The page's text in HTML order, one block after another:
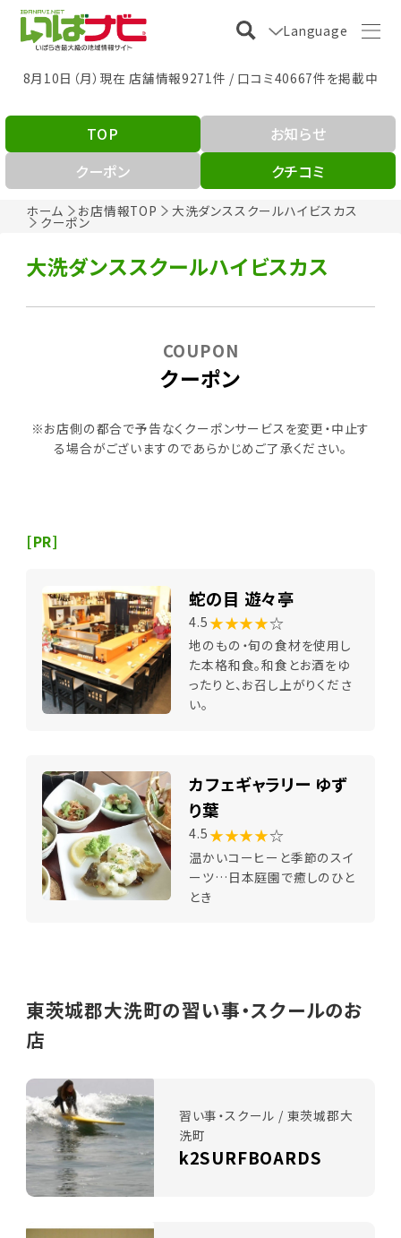
Language
8月10日（月）現在 店舗情報9271件 / 口コミ40667件を掲載中
ホーム お店情報TOP 大洗ダンススクールハイビスカス
クーポン
TOP
お知らせ
クーポン
クチコミ
大洗ダンススクールハイビスカス
クーポン
COUPON
※お店側の都合で予告なくクーポンサービスを変更・中止す
る場合がございますのであらかじめご了承ください。
[PR]
蛇の目 遊々亭
4.5 ★★★★☆
地のもの・旬の食材を使用し
た本格和食。和食とお酒をゆ
ったりと、お召し上がりくださ
い。
カフェギャラリー ゆず
り葉
4.5 ★★★★☆
温かいコーヒーと季節のスイ
ーツ…日本庭園で癒しのひと
とき
東茨城郡大洗町の習い事・スクールのお
店
習い事・スクール / 東茨城郡大
洗町
k2SURFBOARDS